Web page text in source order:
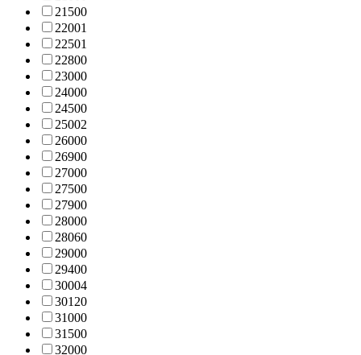
21500
22001
22501
22800
23000
24000
24500
25002
26000
26900
27000
27500
27900
28000
28060
29000
29400
30004
30120
31000
31500
32000